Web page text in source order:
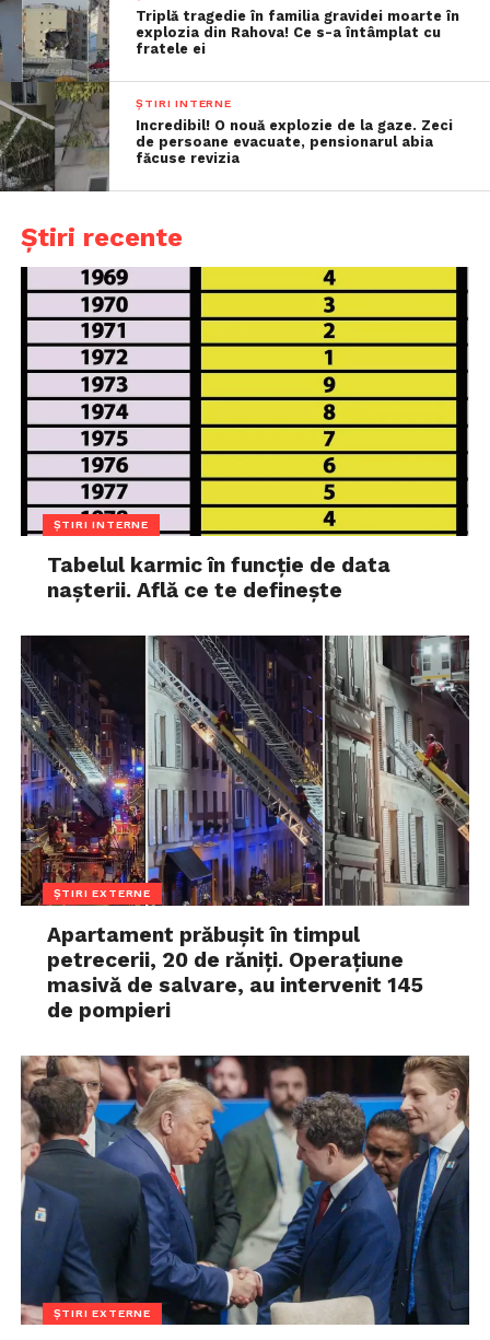
Triplă tragedie în familia gravidei moarte în
explozia din Rahova! Ce s-a întâmplat cu
fratele ei
ȘTIRI INTERNE
Incredibil! O nouă explozie de la gaze. Zeci
de persoane evacuate, pensionarul abia
făcuse revizia
Știri recente
ȘTIRI INTERNE
Tabelul karmic în funcție de data
nașterii. Află ce te definește
ȘTIRI EXTERNE
Apartament prăbușit în timpul
petrecerii, 20 de răniți. Operațiune
masivă de salvare, au intervenit 145
de pompieri
ȘTIRI EXTERNE